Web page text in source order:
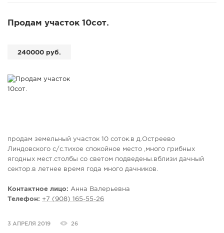
Продам участок 10сот.
240000 руб.
продам земельный участок 10 соток.в д.Остреево
Линдовского с/с.тихое спокойное место ,много грибных
ягодных мест.столбы со светом подведены.вблизи дачный
сектор.в летнее время года много дачников.
Контактное лицо: Анна Валерьевна
Телефон: +7 (908) 165-55-26
3 АПРЕЛЯ 2019 26